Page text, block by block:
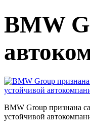
BMW
BMW Group признана
устойчивой